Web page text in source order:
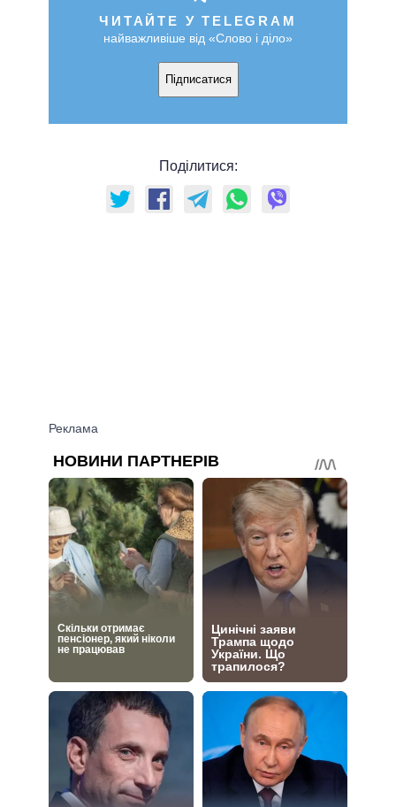
ЧИТАЙТЕ У TELEGRAM
найважливіше від «Слово і діло»
Підписатися
Поділитися: